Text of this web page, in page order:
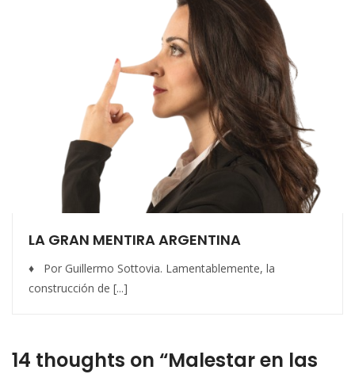
LA GRAN MENTIRA ARGENTINA
♦ Por Guillermo Sottovia. Lamentablemente, la
construcción de [...]
14 thoughts on “Malestar en las